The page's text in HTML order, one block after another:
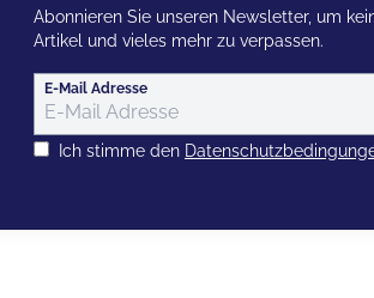
Abonnieren Sie unseren Newsletter, um
Artikel und vieles mehr zu verpassen.
E-Mail Adresse
Ich stimme den